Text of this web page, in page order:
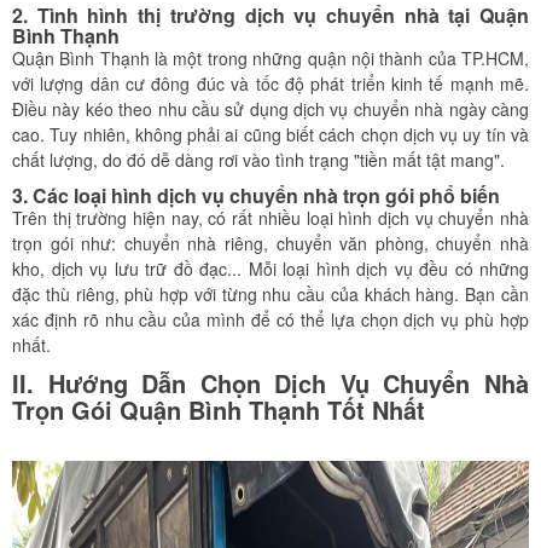
2. Tình hình thị trường dịch vụ chuyển nhà tại Quận
Bình Thạnh
Quận Bình Thạnh là một trong những quận nội thành của TP.HCM,
với lượng dân cư đông đúc và tốc độ phát triển kinh tế mạnh mẽ.
Điều này kéo theo nhu cầu sử dụng dịch vụ chuyển nhà ngày càng
cao. Tuy nhiên, không phải ai cũng biết cách chọn dịch vụ uy tín và
chất lượng, do đó dễ dàng rơi vào tình trạng "tiền mất tật mang".
3. Các loại hình dịch vụ chuyển nhà trọn gói phổ biến
Trên thị trường hiện nay, có rất nhiều loại hình dịch vụ chuyển nhà
trọn gói như: chuyển nhà riêng, chuyển văn phòng, chuyển nhà
kho, dịch vụ lưu trữ đồ đạc... Mỗi loại hình dịch vụ đều có những
đặc thù riêng, phù hợp với từng nhu cầu của khách hàng. Bạn cần
xác định rõ nhu cầu của mình để có thể lựa chọn dịch vụ phù hợp
nhất.
II. Hướng Dẫn Chọn Dịch Vụ Chuyển Nhà
Trọn Gói Quận Bình Thạnh Tốt Nhất